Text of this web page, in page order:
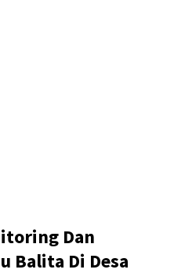
Dan
Balita Di Desa